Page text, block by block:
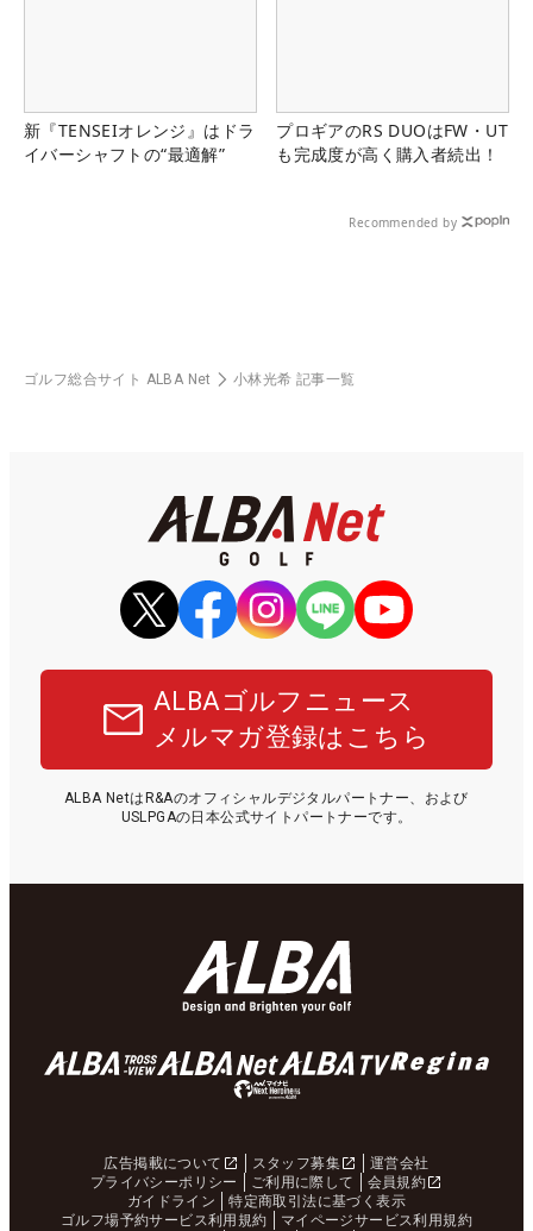
新『TENSEIオレンジ』はドラ
イバーシャフトの“最適解”
プロギアのRS DUOはFW・UT
も完成度が高く購入者続出！
Recommended by
ゴルフ総合サイト ALBA Net 小林光希 記事一覧
ALBAゴルフニュース
メルマガ登録はこちら
ALBA NetはR&Aのオフィシャルデジタルパートナー、および
USLPGAの日本公式サイトパートナーです。
広告掲載について スタッフ募集
運営会社
プライバシーポリシー
ご利用に際して
会員規約
ガイドライン
特定商取引法に基づく表示
ゴルフ場予約サービス利用規約
マイページサービス利用規約